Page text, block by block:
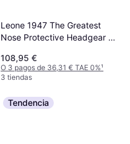
Leone 1947 The Greatest
Nose Protective Headgear -
108,95 €
O 3 pagos de 36,31 € TAE 0%¹
3 tiendas
Tendencia